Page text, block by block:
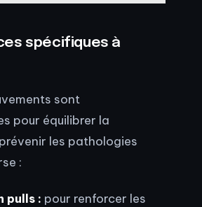
spécifiques à
sont
pour équilibrer la
les pathologies
:
pulls : pour renforcer les